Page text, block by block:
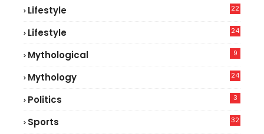
Lifestyle
22
Lifestyle
24
Mythological 9
Mythology 24
Politics 3
Sports 32